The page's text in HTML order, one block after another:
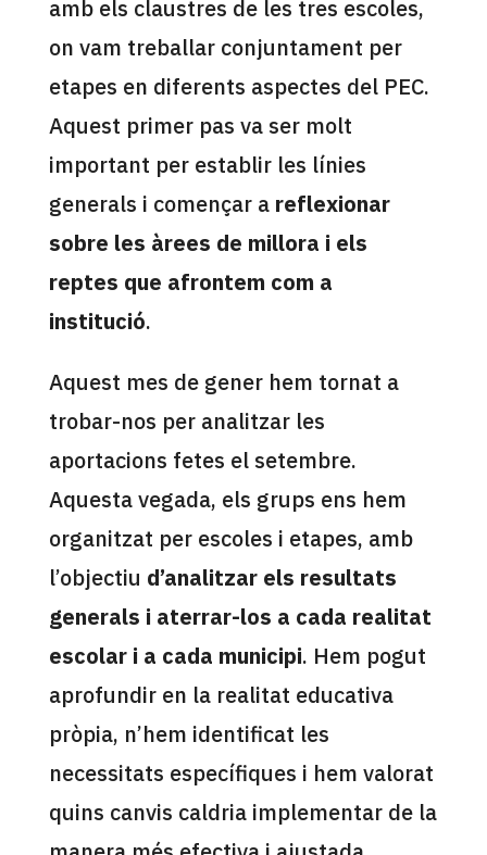
amb els claustres de les tres escoles,
on vam treballar conjuntament per
etapes en diferents aspectes del PEC.
Aquest primer pas va ser molt
important per establir les línies
generals i començar a reflexionar
sobre les àrees de millora i els
reptes que afrontem com a
institució.
Aquest mes de gener hem tornat a
trobar-nos per analitzar les
aportacions fetes el setembre.
Aquesta vegada, els grups ens hem
organitzat per escoles i etapes, amb
l’objectiu d’analitzar els resultats
generals i aterrar-los a cada realitat
escolar i a cada municipi. Hem pogut
aprofundir en la realitat educativa
pròpia, n’hem identificat les
necessitats específiques i hem valorat
quins canvis caldria implementar de la